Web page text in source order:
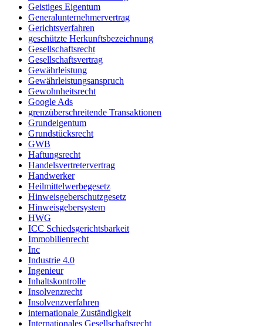
Geistiges Eigentum
Generalunternehmervertrag
Gerichtsverfahren
geschützte Herkunftsbezeichnung
Gesellschaftsrecht
Gesellschaftsvertrag
Gewährleistung
Gewährleistungsanspruch
Gewohnheitsrecht
Google Ads
grenzüberschreitende Transaktionen
Grundeigentum
Grundstücksrecht
GWB
Haftungsrecht
Handelsvertretervertrag
Handwerker
Heilmittelwerbegesetz
Hinweisgeberschutzgesetz
Hinweisgebersystem
HWG
ICC Schiedsgerichtsbarkeit
Immobilienrecht
Inc
Industrie 4.0
Ingenieur
Inhaltskontrolle
Insolvenzrecht
Insolvenzverfahren
internationale Zuständigkeit
Internationales Gesellschaftsrecht